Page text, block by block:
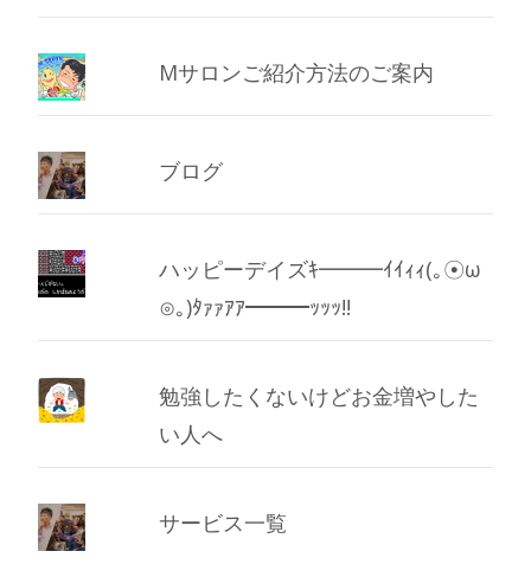
Mサロンご紹介方法のご案内
ブログ
ハッピーデイズｷ━━━ｲｲｨｨ(｡☉ω
⊙｡)ﾀｧｧｱｱ━━━ｯｯｯ!!
勉強したくないけどお金増やした
い人へ
サービス一覧